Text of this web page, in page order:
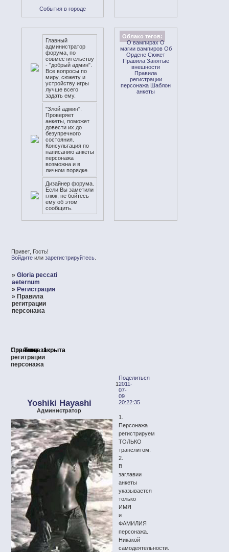
События в городе
Главный
администратор
форума, по
совместительству
- "добрый админ".
Все вопросы по
миру, сюжету и
устройству игры
лучше всего
задать ему.
"Злой админ".
Проверяет
анкеты, поможет
довести их до
безупречного
состояния.
Консультация по
написанию анкеты
персонажа
возможна и в
личном порядке.
Дизайнер форума.
Если Вы заметили
глюк, не бойтесь
ему об этом
сообщить.
Облако тегов:
О вампирах О
магии вампиров Об
Ордене Сюжет
Правила Занятые
внешности
Правила
регистрации
персонажа Шаблон
анкеты
Привет, Гость!
Войдите или зарегистрируйтесь
»Gloria peccati
aeternum
» Регистрация
» Правила
регитрации
персонажа
Правила
регитрации
персонажа
Страница:1
Тема закрыта
Поделиться
12011-
07-
09
20:22:35
Yoshiki Hayashi
Администратор
1.
Персонажа
регистрируем
ТОЛЬКО
транслитом.
2.
В
заглавии
анкеты
указывается
только
ИМЯ
и
ФАМИЛИЯ
персонажа.
Никакой
самодеятельности.